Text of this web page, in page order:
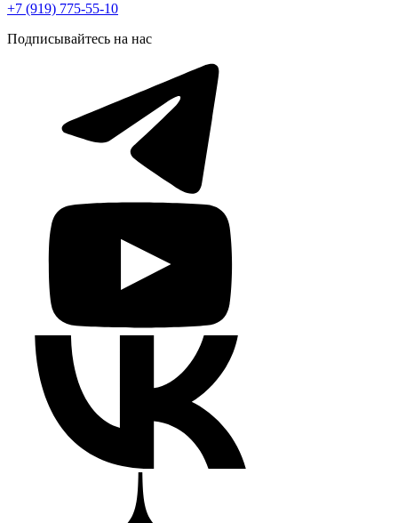
+7 (919) 775-55-10
Подписывайтесь на нас